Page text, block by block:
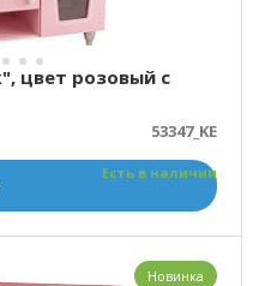
цвет розовый c
53347_KE
Есть в наличии
Новинка